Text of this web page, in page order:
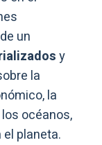
un
y
la
la
océanos,
planeta.